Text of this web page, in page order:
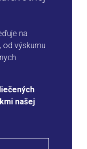
na
od výskumu
našej